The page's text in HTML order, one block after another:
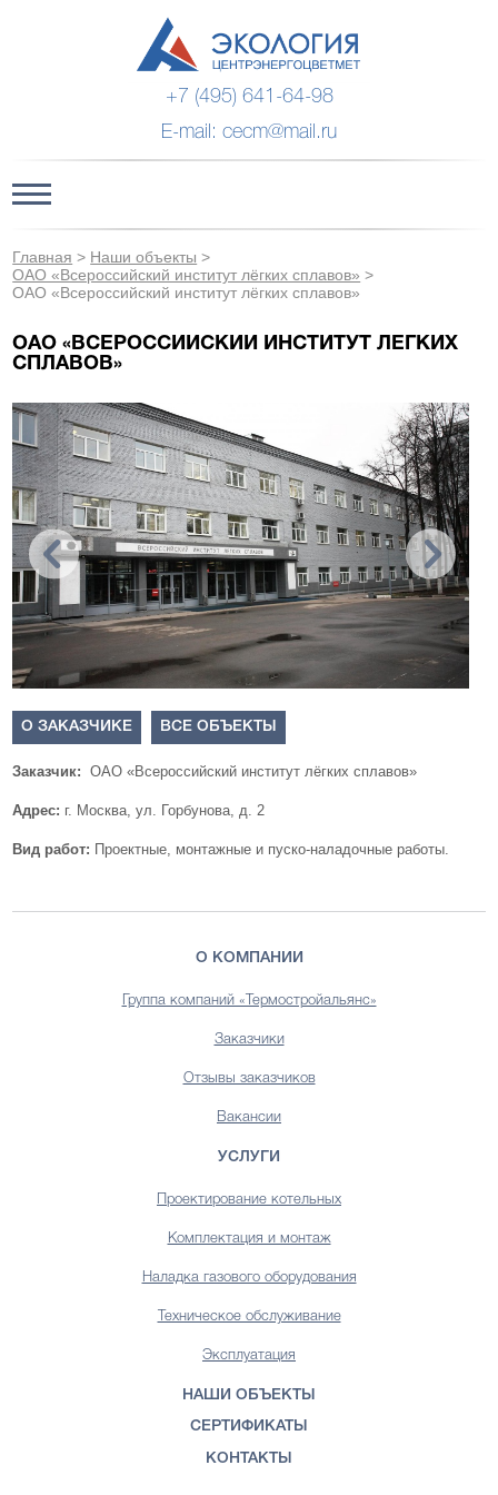
+7 (495) 641-64-98
E-mail: cecm@mail.ru
Главная > Наши объекты >
ОАО «Всероссийский институт лёгких сплавов» >
ОАО «Всероссийский институт лёгких сплавов»
ОАО «ВСЕРОССИЙСКИЙ ИНСТИТУТ ЛЁГКИХ
СПЛАВОВ»
О ЗАКАЗЧИКЕ ВСЕ ОБЪЕКТЫ
Заказчик: ОАО «Всероссийский институт лёгких сплавов»
Адрес: г. Москва, ул. Горбунова, д. 2
Вид работ: Проектные, монтажные и пуско-наладочные работы.
О КОМПАНИИ
Группа компаний «Термостройальянс»
Заказчики
Отзывы заказчиков
Вакансии
УСЛУГИ
Проектирование котельных
Комплектация и монтаж
Наладка газового оборудования
Техническое обслуживание
Эксплуатация
НАШИ ОБЪЕКТЫ
СЕРТИФИКАТЫ
КОНТАКТЫ